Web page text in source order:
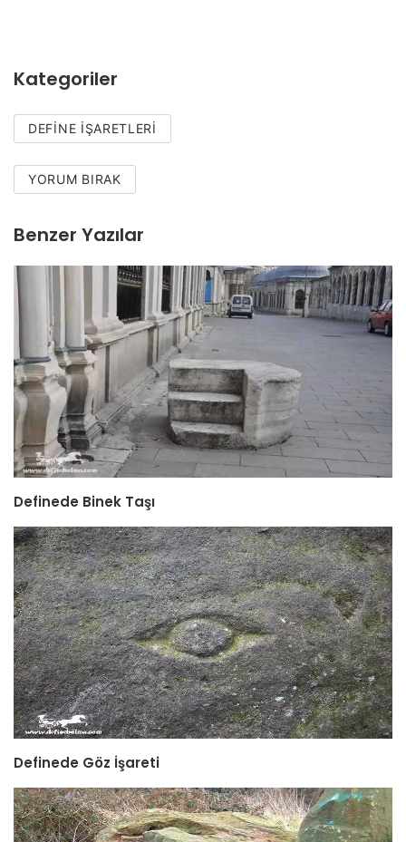
Kategoriler
DEFINE İŞARETLERI
YORUM BIRAK
Benzer Yazılar
Definede Binek Taşı
Definede Göz İşareti